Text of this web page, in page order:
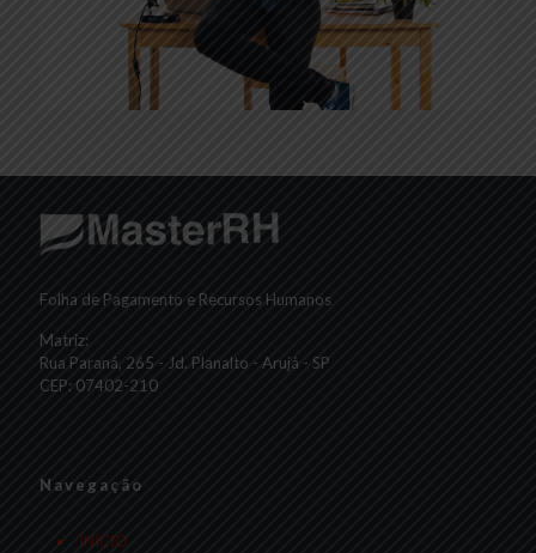
Folha de Pagamento e Recursos Humanos
Matriz:
Rua Paraná, 265 - Jd. Planalto - Arujá - SP
CEP: 07402-210
Navegação
INÍCIO